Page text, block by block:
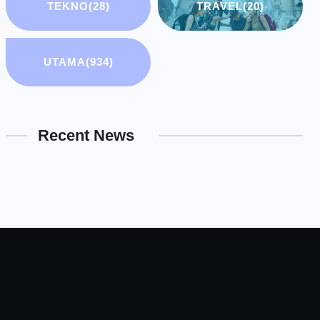
TEKNO(28) TRAVEL(20)
UTAMA(934)
Recent News